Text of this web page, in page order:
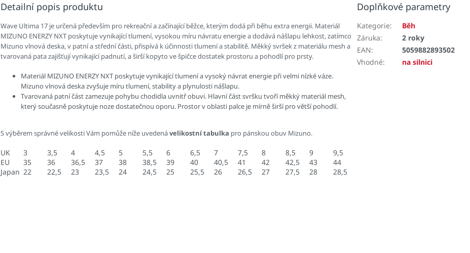
Detailní popis produktu
Wave Ultima 17 je určená především pro rekreační a začínající běžce, kterým dodá při běhu extra energii. Materiál
MIZUNO ENERZY NXT poskytuje vynikající tlumení, vysokou míru návratu energie a dodává nášlapu lehkost, zatímco
Mizuno vlnová deska, v patní a střední části, přispívá k účinnosti tlumení a stabilitě. Měkký svršek z materiálu mesh a
tvarovaná pata zajišťují vynikající padnutí, a širší kopyto ve špičce dostatek prostoru a pohodlí pro prsty.
Materiál MIZUNO ENERZY NXT poskytuje vynikající tlumení a vysoký návrat energie při velmi nízké váze.
Mizuno vlnová deska zvyšuje míru tlumení, stability a plynulosti nášlapu.
Tvarovaná patní část zamezuje pohybu chodidla uvnitř obuvi. Hlavní část svršku tvoří měkký materiál mesh,
který současně poskytuje noze dostatečnou oporu. Prostor v oblasti palce je mírně širší pro větší pohodlí.
S výběrem správné velikosti Vám pomůže níže uvedenávelikostní tabulka pro pánskou obuv Mizuno.
UK 3 3,5 4 4,5 5 5,5 6 6,5 7 7,5 8 8,5 9
9,5
EU
35 36 36,5 37 38 38,5 39 40 40,5 41 42 42,5 43
44
Japan 22 22,5 23 23,5 24 24,5 25 25,5 26 26,5 27 27,5 28 28,5
Doplňkové parametry
Kategorie:
Běh
Záruka:
2 roky
EAN:
5059882893502
Vhodné: na silnici